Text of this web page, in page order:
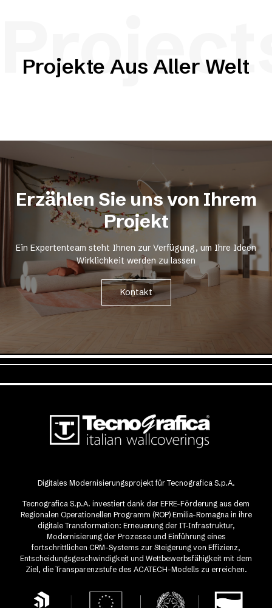
Projekte Aus Aller Welt
Erzählen Sie uns von Ihrem
Projekt
Ein Expertenteam steht Ihnen zur Verfügung, um Ihre Ideen
Wirklichkeit werden zu lassen
Kontakt
Digitales Modernisierungsprojekt für Tecnografica S.p.A.
Tecnografica S.p.A. investiert dank der EFRE-Förderung aus dem
Regionalen Operationellen Programm (ROP) Emilia-Romagna in ihre
digitale Transformation: Erneuerung der IT-Infrastruktur,
Modernisierung der Prozesse und Einführung eines
fortschrittlichen CRM-Systems zur Steigerung von Effizienz,
Entscheidungsgeschwindigkeit und Wettbewerbsfähigkeit mit dem
Ziel, die Transparenzstufe des ACATECH-Modells zu erreichen.